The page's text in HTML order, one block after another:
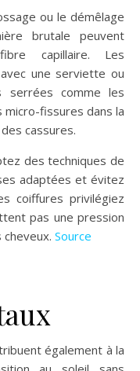
ou le démêlage
brutale peuvent
capillaire. Les
une serviette ou
serrées comme les
fissures dans la
cassures.
des techniques de
adaptées et évitez
coiffures privilégiez
pas une pression
Source
également à la